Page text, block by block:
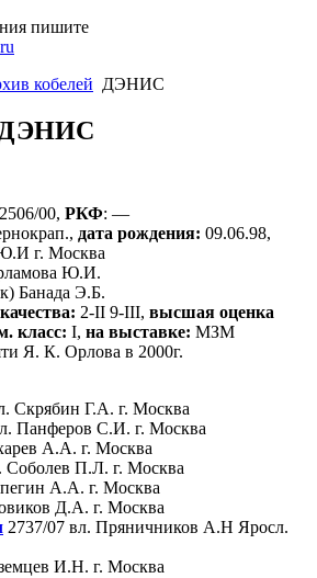
пишите
кобелей ДЭНИС
ДЭНИС
2506/00, РКФ: —
дата рождения: 09.06.98,
г. Москва
Ю.И.
Банада Э.Б.
2-II 9-III, высшая оценка
класс: I, на выставке: МЗМ
Я. К. Орлова в 2000г.
Скрябин Г.А. г. Москва
Панферов С.И. г. Москва
А.А. г. Москва
Соболев П.Л. г. Москва
А.А. г. Москва
Д.А. г. Москва
2737/07 вл. Пряничников А.Н Яросл.
И.Н. г. Москва